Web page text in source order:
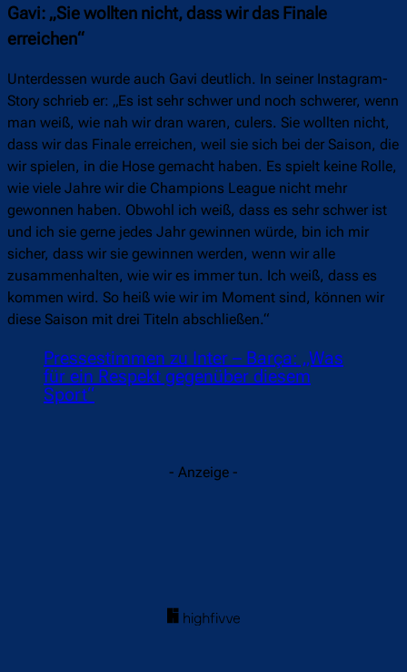
Gavi: „Sie wollten nicht, dass wir das Finale
erreichen“
Unterdessen wurde auch Gavi deutlich. In seiner Instagram-
Story schrieb er: „Es ist sehr schwer und noch schwerer, wenn
man weiß, wie nah wir dran waren, culers. Sie wollten nicht,
dass wir das Finale erreichen, weil sie sich bei der Saison, die
wir spielen, in die Hose gemacht haben. Es spielt keine Rolle,
wie viele Jahre wir die Champions League nicht mehr
gewonnen haben. Obwohl ich weiß, dass es sehr schwer ist
und ich sie gerne jedes Jahr gewinnen würde, bin ich mir
sicher, dass wir sie gewinnen werden, wenn wir alle
zusammenhalten, wie wir es immer tun. Ich weiß, dass es
kommen wird. So heiß wie wir im Moment sind, können wir
diese Saison mit drei Titeln abschließen.“
Pressestimmen zu Inter – Barça: „Was
für ein Respekt gegenüber diesem
Sport“
- Anzeige -